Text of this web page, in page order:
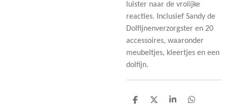
luister naar de vrolijke
reacties. Inclusief Sandy de
Dolfijnenverzorgster en 20
accessoires, waaronder
meubeltjes, kleertjes en een
dolfijn.
D
D
S
D